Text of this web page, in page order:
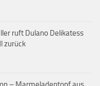
ruft Dulano Delikatess
zurück